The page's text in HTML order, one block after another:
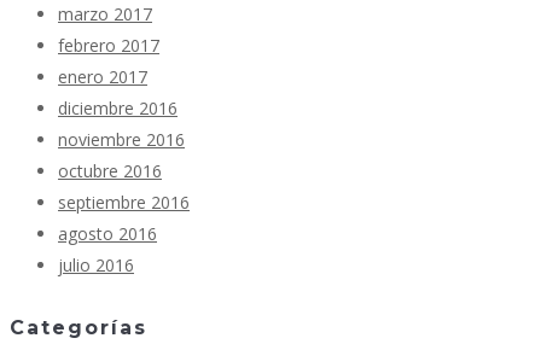
marzo 2017
febrero 2017
enero 2017
diciembre 2016
noviembre 2016
octubre 2016
septiembre 2016
agosto 2016
julio 2016
Categorías